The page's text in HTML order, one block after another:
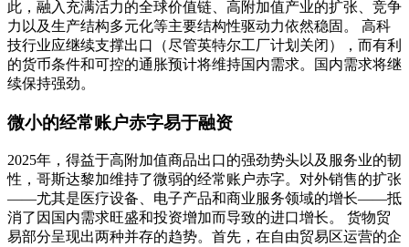
此，融入充满活力的全球价值链、高附加值产业的扩张、竞争
力以及生产结构多元化等主要结构性驱动力依然稳固。 高科
技行业应继续支撑出口（尽管英特尔工厂计划关闭），而有利
的货币条件和可控的通胀预计将维持国内需求。国内需求将继
续保持强劲。
微小的经常账户赤字易于融资
2025年，得益于高附加值商品出口的强劲势头以及服务业的韧
性，哥斯达黎加维持了微弱的经常账户赤字。对外销售的扩张
——尤其是医疗设备、电子产品和商业服务领域的增长——抵
消了因国内需求旺盛和投资增加而导致的进口增长。 货物贸
易部分呈现出两种并存的趋势。首先，在自由贸易区运营的企